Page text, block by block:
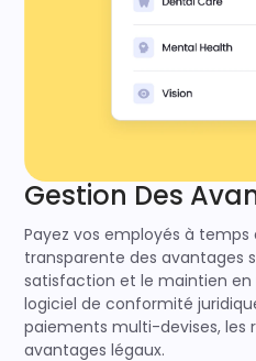
Gestion Des
Payez vos employés à
transparente des avantages
satisfaction et le maintien en
logiciel de conformité
paiements multi-devises, les
avantages légaux.